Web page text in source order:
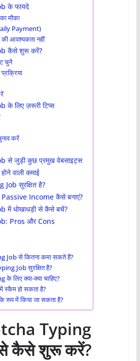
के फायदे
मौका
Payment)
आवश्यकता नहीं
कैसे शुरू करें?
चुनें
के लिए ज़रूरी टिप्स
करें
से जुड़ी कुछ प्रमुख वेबसाइट्स
वाली कमाई
सुरक्षित है?
Income कैसे बनाएं?
में धोखाधड़ी से कैसे बचें?
Pros और Cons
Job से कितना कमा सकते हैं?
Job सुरक्षित है?
लिए क्या-क्या चाहिए?
में स्कैम हो सकता है?
के रूप में किया जा सकता है?
Typing
कैसे शुरू करें?